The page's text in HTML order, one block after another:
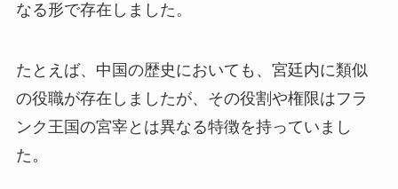
なる形で存在しました。
たとえば、中国の歴史においても、宮廷内に類似
の役職が存在しましたが、その役割や権限はフラ
ンク王国の宮宰とは異なる特徴を持っていまし
た。